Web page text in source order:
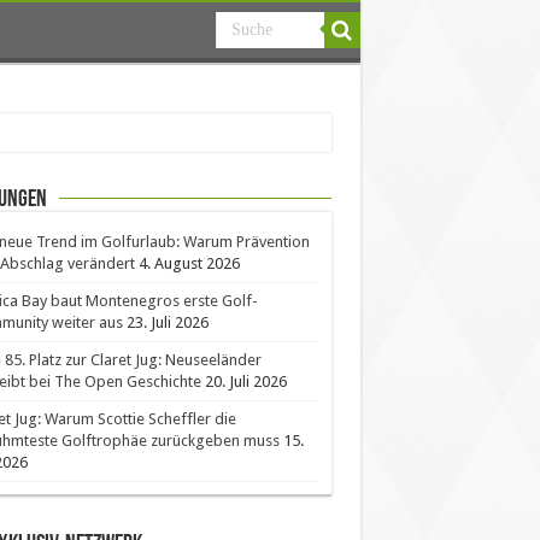
Trend im Golfurlaub: Warum Prävention
verändert 4. August 2026
Bay baut Montenegros erste Golf-
weiter aus 23. Juli 2026
85. Platz zur Claret Jug: Neuseeländer
bei The Open Geschichte 20. Juli 2026
Jug: Warum Scottie Scheffler die
Golftrophäe zurückgeben muss 15.